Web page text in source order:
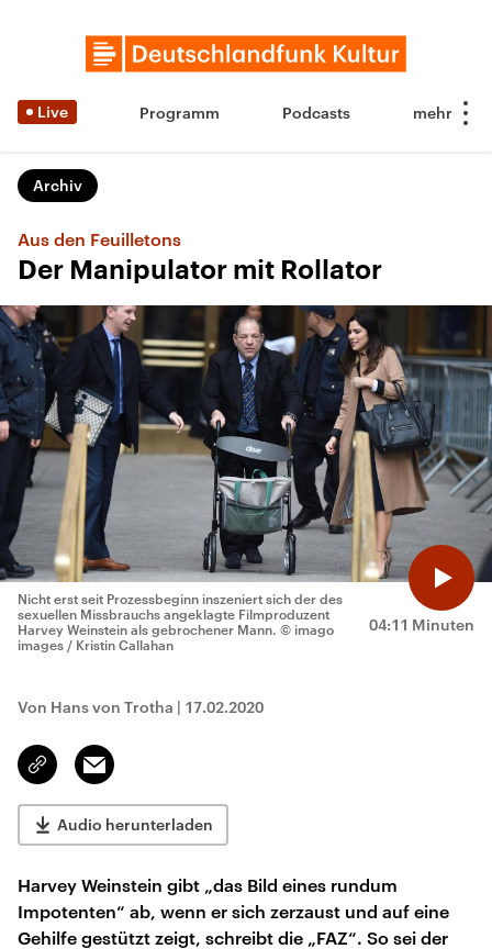
Live Programm Podcasts
Archiv
Aus den Feuilletons
Der Manipulator mit Rollator
04:11 Minuten
Nicht erst seit Prozessbeginn inszeniert sich der des
sexuellen Missbrauchs angeklagte Filmproduzent
Harvey Weinstein als gebrochener Mann. © imago
images / Kristin Callahan
Von Hans von Trotha | 17.02.2020
Link
kopieren/teilen
Email
Audio herunterladen
Harvey Weinstein gibt „das Bild eines rundum
Impotenten“ ab, wenn er sich zerzaust und auf eine
Gehilfe gestützt zeigt, schreibt die „FAZ“. So sei der